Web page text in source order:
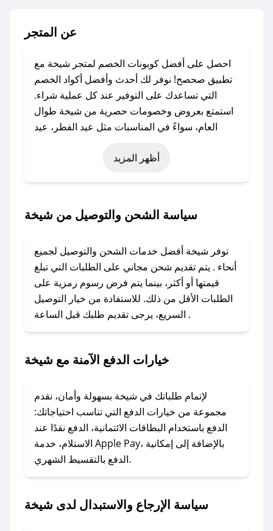
عن المتجر
احصل على أفضل كوبونات الخصم لمتجر شيخة مع
تطبيق صحصح! نوفر لك أحدث وأفضل أكواد الخصم
التي تساعدك على التوفير عند كل عملية شراء.
استمتع بعروض وخصومات حصرية من شيخة طوال
العام، سواءً في المناسبات مثل عيد الفطر، عيد
الأضحى، الجمعة البيضاء (شهر نوفمبر)، رمضان،
اليوم الوطني، يوم التأسيس، أو حتى عروض خاصة
باستخدام تطبيق صحصح، يمكنك العثور بسهولة على
تواصل معنا عبر تويتر أو البريد الإلكتروني لإضافته
بسرعة.
### كيفية استخدام كود خصم شيخة؟
1. انسخ كود الخصم من تطبيق صحصح.
2. الصقه في خانة الدفع عند التسوق من شيخة.
### ماذا أفعل إذا لم يعمل كود الخصم؟
الرسائل الخاصة على تويتر أو البريد الإلكتروني،
وسنقوم بحل المشكلة في أسرع وقت ممكن.
### ماذا أفعل إذا لم أجد كود خصم لمتجري
المفضل؟
في حال عدم توفر كوبونات لمتجرك المفضل، يمكنك
أسرع وقت ممكن.
أظهر المزيد
سياسة الشحن والتوصيل من شيخة
توفر شيخة أفضل خدمات الشحن والتوصيل لجميع
أنحاء . يتم تقديم شحن مجاني على الطلبات التي تبلغ
قيمتها أو أكثر، بينما يتم فرض رسوم رمزية على
الطلبات الأقل من ذلك. للاستفادة من خيار التوصيل
السريع، يرجى تقديم طلبك قبل الساعة .
خيارات الدفع الآمنة مع شيخة
لإتمام طلباتك في شيخة بسهولة وأمان، نقدم
مجموعة من خيارات الدفع التي تناسب احتياجاتك:
الدفع باستخدام البطاقات الائتمانية، الدفع نقدًا عند
الاستلام، خدمة Apple Pay، بالإضافة إلى إمكانية
الدفع بالتقسيط الشهري.
سياسة الإرجاع والاستبدال لدى شيخة